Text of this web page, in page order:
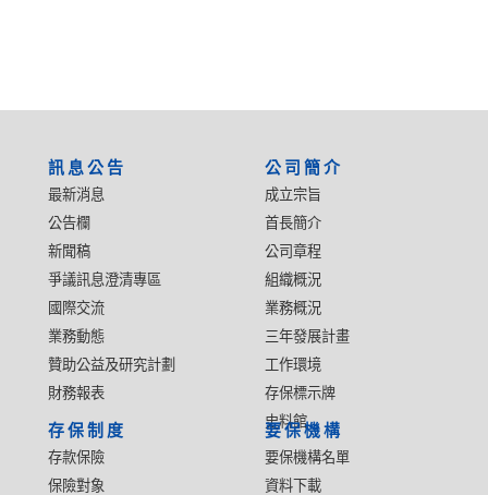
訊息公告
最新消息
公告欄
新聞稿
爭議訊息澄清專區
國際交流
業務動態
贊助公益及研究計劃
財務報表
公司簡介
成立宗旨
首長簡介
公司章程
組織概況
業務概況
三年發展計畫
工作環境
存保標示牌
史料館
存保制度
存款保險
保險對象
要保機構
要保機構名單
資料下載